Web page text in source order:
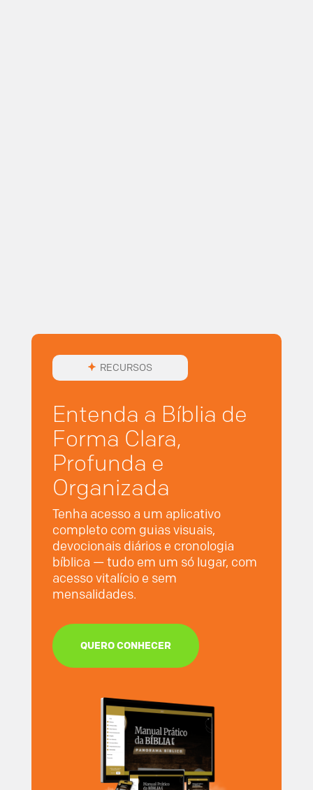
RECURSOS
Entenda a Bíblia de
Forma Clara,
Profunda e
Organizada
Tenha acesso a um aplicativo
completo com guias visuais,
devocionais diários e cronologia
bíblica — tudo em um só lugar, com
acesso vitalício e sem
mensalidades.
QUERO CONHECER